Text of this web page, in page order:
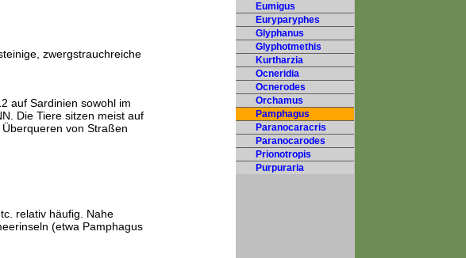
zwergstrauchreiche
auf Sardinien sowohl im
Die Tiere sitzen meist auf
von Straßen
relativ häufig. Nahe
(etwa Pamphagus
Eumigus
Euryparyphes
Glyphanus
Glyphotmethis
Kurtharzia
Ocneridia
Ocnerodes
Orchamus
Pamphagus
Paranocaracris
Paranocarodes
Prionotropis
Purpuraria